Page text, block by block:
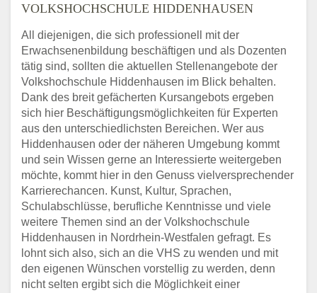
VOLKSHOCHSCHULE HIDDENHAUSEN
All diejenigen, die sich professionell mit der
Erwachsenenbildung beschäftigen und als Dozenten
tätig sind, sollten die aktuellen Stellenangebote der
Volkshochschule Hiddenhausen im Blick behalten.
Dank des breit gefächerten Kursangebots ergeben
sich hier Beschäftigungsmöglichkeiten für Experten
aus den unterschiedlichsten Bereichen. Wer aus
Hiddenhausen oder der näheren Umgebung kommt
und sein Wissen gerne an Interessierte weitergeben
möchte, kommt hier in den Genuss vielversprechender
Karrierechancen. Kunst, Kultur, Sprachen,
Schulabschlüsse, berufliche Kenntnisse und viele
weitere Themen sind an der Volkshochschule
Hiddenhausen in Nordrhein-Westfalen gefragt. Es
lohnt sich also, sich an die VHS zu wenden und mit
den eigenen Wünschen vorstellig zu werden, denn
nicht selten ergibt sich die Möglichkeit einer